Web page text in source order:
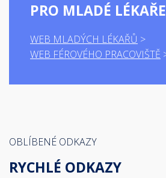
PRO MLADÉ LÉKAŘE
WEB MLADÝCH LÉKAŘŮ
WEB FÉROVÉHO PRACOVIŠTĚ
OBLÍBENÉ ODKAZY
RYCHLÉ ODKAZY